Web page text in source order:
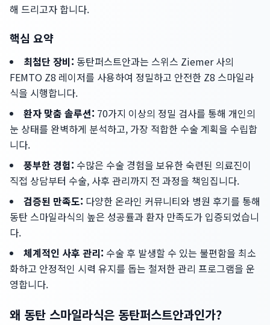
해 드리고자 합니다.
핵심 요약
최첨단 장비: 동탄퍼스트안과는 스위스 Ziemer 사의
FEMTO Z8 레이저를 사용하여 정밀하고 안전한 Z8 스마일라
식을 시행합니다.
환자 맞춤 솔루션: 70가지 이상의 정밀 검사를 통해 개인의
눈 상태를 완벽하게 분석하고, 가장 적합한 수술 계획을 수립합
니다.
풍부한 경험: 수많은 수술 경험을 보유한 숙련된 의료진이
직접 상담부터 수술, 사후 관리까지 전 과정을 책임집니다.
검증된 만족도: 다양한 온라인 커뮤니티와 병원 후기를 통해
동탄 스마일라식의 높은 성공률과 환자 만족도가 입증되었습니
다.
체계적인 사후 관리: 수술 후 발생할 수 있는 불편함을 최소
화하고 안정적인 시력 유지를 돕는 철저한 관리 프로그램을 운
영합니다.
왜 동탄 스마일라식은 동탄퍼스트안과인가?